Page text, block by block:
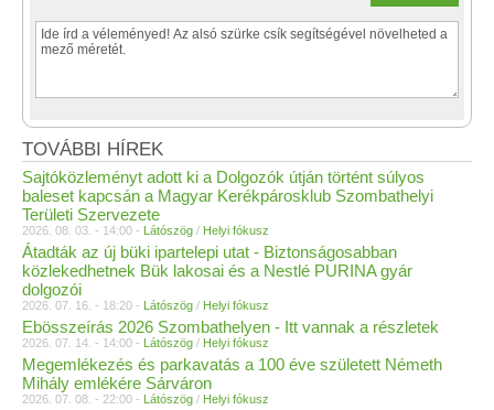
TOVÁBBI HÍREK
Sajtóközleményt adott ki a Dolgozók útján történt súlyos
baleset kapcsán a Magyar Kerékpárosklub Szombathelyi
Területi Szervezete
2026. 08. 03. - 14:00 - Látószög / Helyi fókusz
Átadták az új büki ipartelepi utat - Biztonságosabban
közlekedhetnek Bük lakosai és a Nestlé PURINA gyár
dolgozói
2026. 07. 16. - 18:20 - Látószög / Helyi fókusz
Ebösszeírás 2026 Szombathelyen - Itt vannak a részletek
2026. 07. 14. - 14:00 - Látószög / Helyi fókusz
Megemlékezés és parkavatás a 100 éve született Németh
Mihály emlékére Sárváron
2026. 07. 08. - 22:00 - Látószög / Helyi fókusz